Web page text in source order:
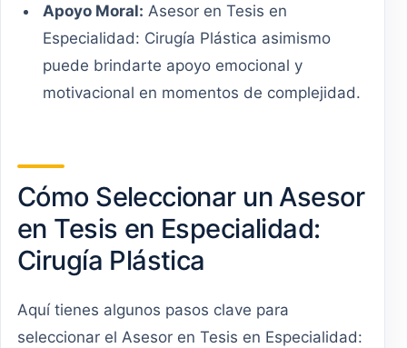
Apoyo Moral: Asesor en Tesis en
Especialidad: Cirugía Plástica asimismo
puede brindarte apoyo emocional y
motivacional en momentos de complejidad.
Cómo Seleccionar un Asesor
en Tesis en Especialidad:
Cirugía Plástica
Aquí tienes algunos pasos clave para
seleccionar el Asesor en Tesis en Especialidad: